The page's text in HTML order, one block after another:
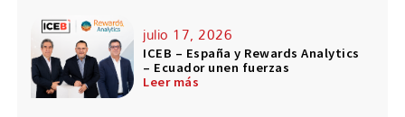
julio 17, 2026
ICEB – España y Rewards Analytics
– Ecuador unen fuerzas
Leer más